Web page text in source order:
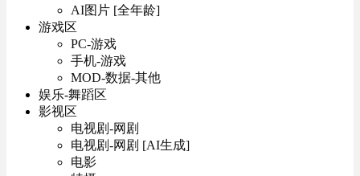
AI图片 [全年龄]
游戏区
PC-游戏
手机-游戏
MOD-数据-其他
娱乐-舞蹈区
影视区
电视剧-网剧
电视剧-网剧 [AI生成]
电影